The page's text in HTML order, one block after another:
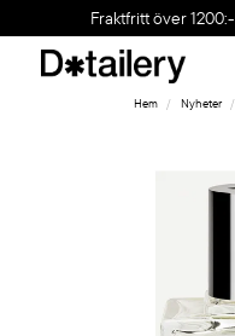
Fraktfritt över 1200:-
Hem Nyheter